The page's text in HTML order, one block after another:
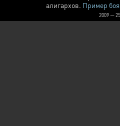
алигархов. Пример боя
2009 —